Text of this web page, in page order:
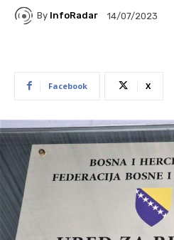
By InfoRadar 14/07/2023
Facebook X